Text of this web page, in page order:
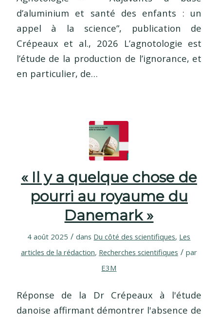
d’aluminium et santé des enfants : un
appel à la science”, publication de
Crépeaux et al., 2026 L’agnotologie est
l’étude de la production de l’ignorance, et
en particulier, de…
« Il y a quelque chose de
pourri au royaume du
Danemark »
4 août 2025 / dans Du côté des scientifiques, Les
articles de la rédaction, Recherches scientifiques / par
E3M
Réponse de la Dr Crépeaux à l'étude
danoise affirmant démontrer l'absence de